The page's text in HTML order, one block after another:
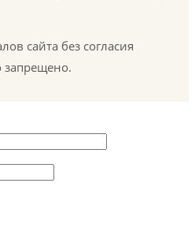
сайта без согласия
запрещено.